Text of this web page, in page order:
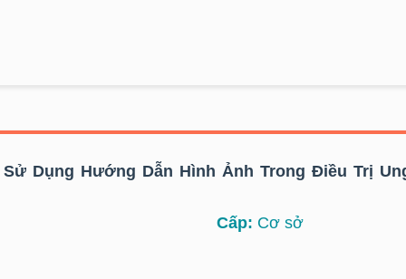
Dụng Hướng Dẫn Hình Ảnh Trong Điều Trị
Cấp: Cơ sở